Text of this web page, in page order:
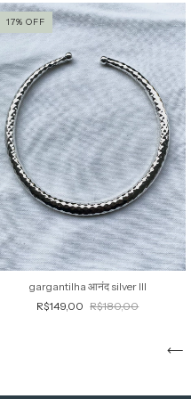
17% OFF
gargantilha आनंद silver III
R$149,00 R$180,00